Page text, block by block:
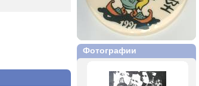
Фотографии